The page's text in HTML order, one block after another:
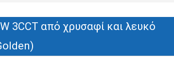
3CCT από χρυσαφί και λευκό